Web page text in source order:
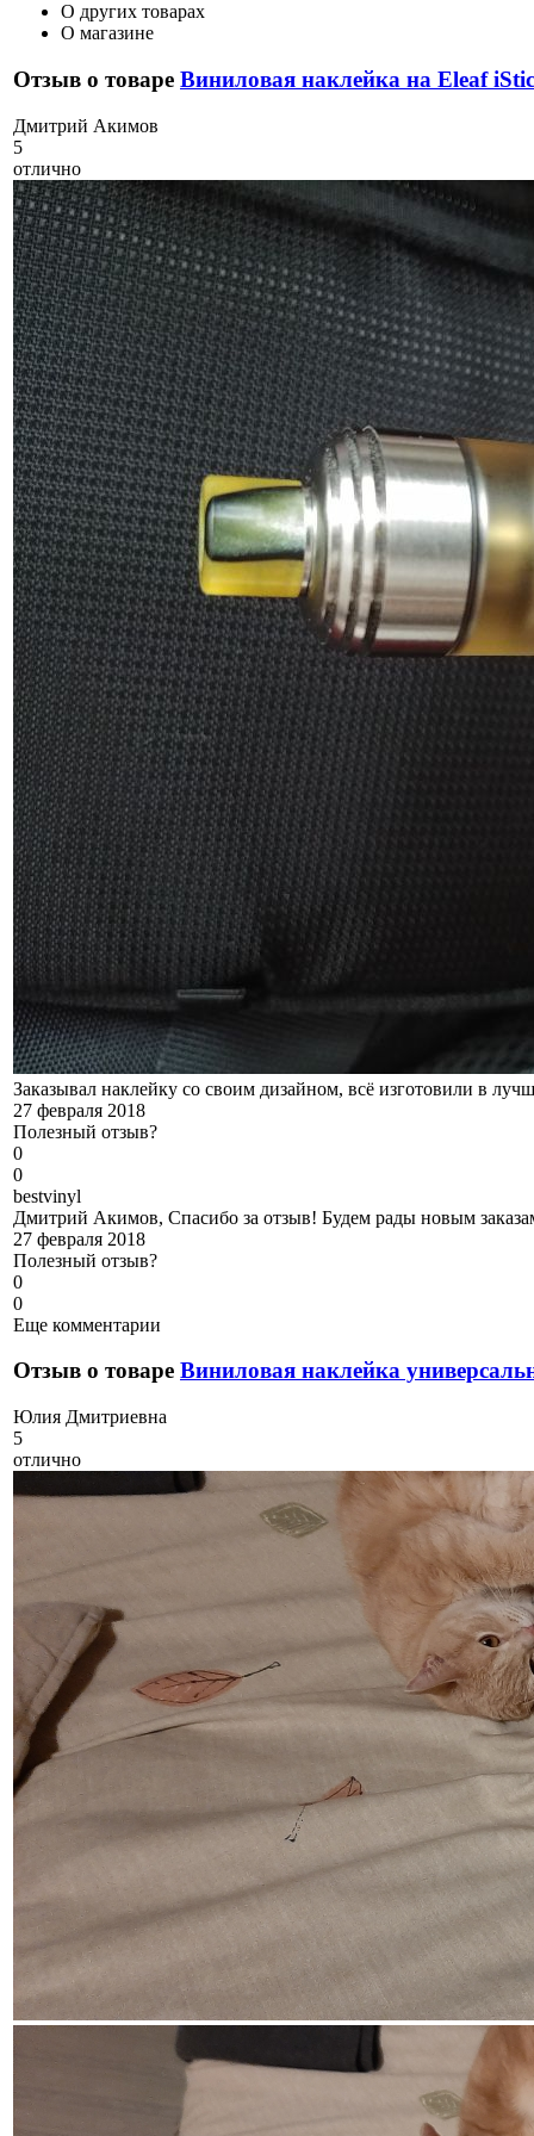
О других товарах
О магазине
Отзыв о товаре Виниловая наклейка на Eleaf
Дмитрий Акимов
5
отлично
Заказывал наклейку со своим дизайном, всё изготовили в
27 февраля 2018
Полезный отзыв?
0
0
bestvinyl
Дмитрий Акимов, Спасибо за отзыв! Будем рады новым
27 февраля 2018
Полезный отзыв?
0
0
Еще комментарии
Отзыв о товаре Виниловая наклейка
Юлия Дмитриевна
5
отлично